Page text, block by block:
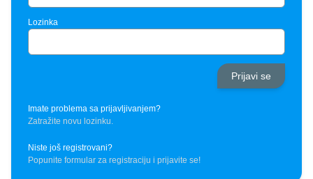
Lozinka
Imate problema sa prijavljivanjem?
Zatražite novu lozinku.
Niste još registrovani?
Popunite formular za registraciju i prijavite se!